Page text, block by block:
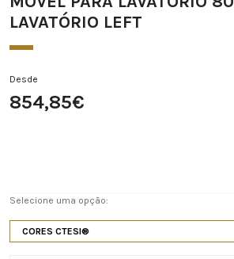
LAVATÓRIO LEFT
Desde
854,85€
Selecione uma opção:
CORES CTESI®